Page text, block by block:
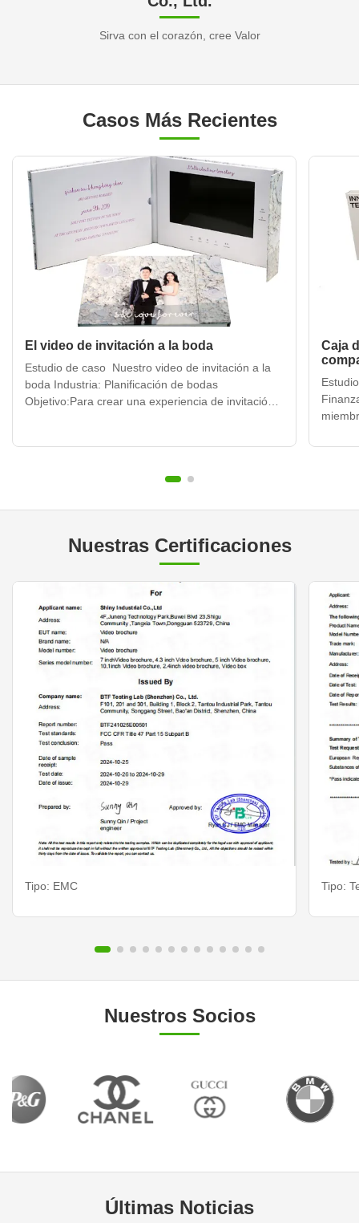
Sirva con el corazón, cree Valor
Casos Más Recientes
El video de invitación a la boda
Estudio de caso ️ Nuestro video de invitación a la
boda Industria: Planificación de bodas
Objetivo:Para crear una experiencia de invitación
Caja
correo
Nuestras Certificaciones
Tipo: EMC Tipo:
Nuestros Socios
Últimas Noticias